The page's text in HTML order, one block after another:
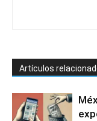
Artículos